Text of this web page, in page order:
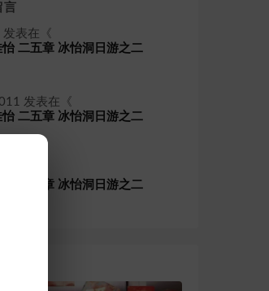
言
发表在《
二五章 冰怡洞日游之二
发表在《
二五章 冰怡洞日游之二
怡 二五章 冰怡洞日游之二